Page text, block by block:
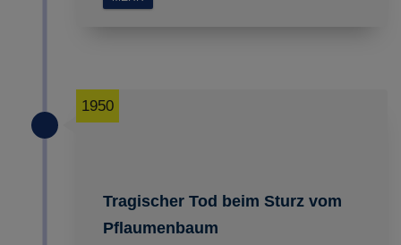
Tragischer Tod beim Sturz vom
Pflaumenbaum
1950